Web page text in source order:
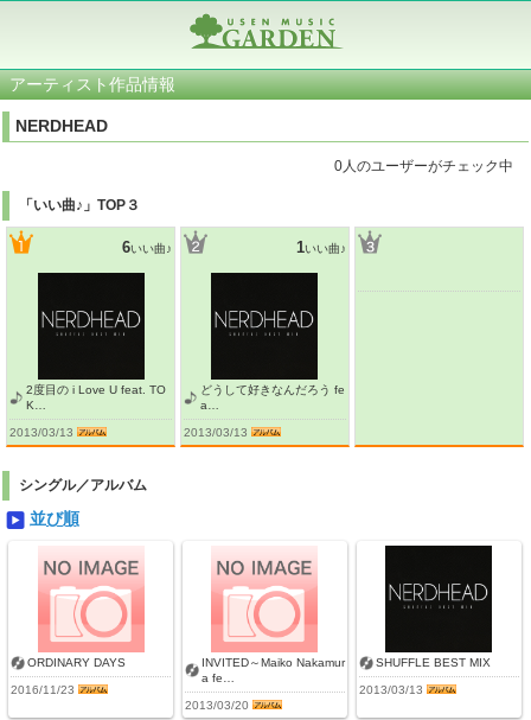
アーティスト作品情報
NERDHEAD
0人のユーザーがチェック中
「いい曲♪」TOP３
6いい曲♪
2度目の i Love U feat. TO
K…
2013/03/13
1いい曲♪
どうして好きなんだろう fe
a…
2013/03/13
シングル／アルバム
並び順
ORDINARY DAYS
2016/11/23
INVITED～Maiko Nakamur
a fe…
2013/03/20
SHUFFLE BEST MIX
2013/03/13